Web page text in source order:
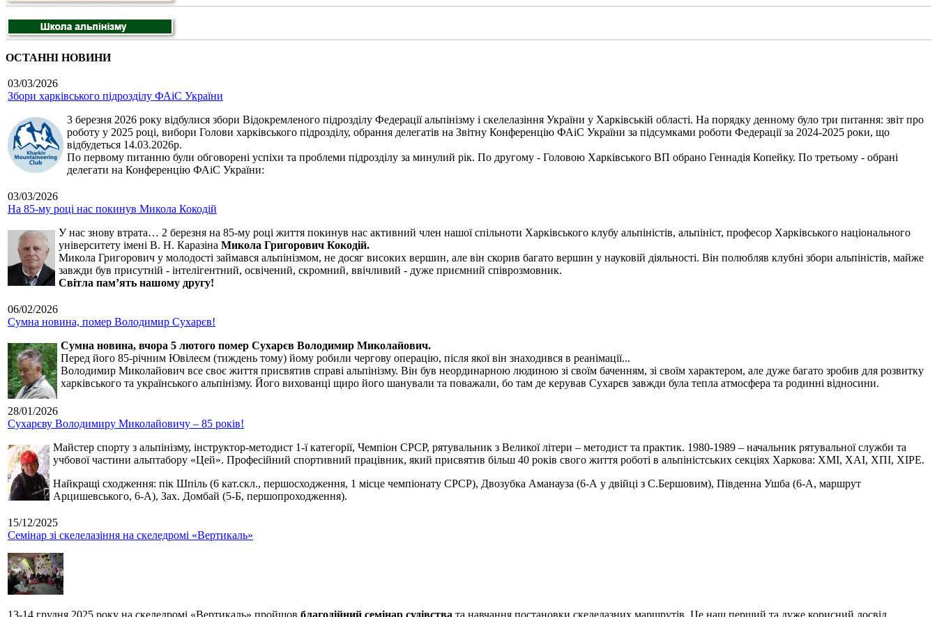
ОСТАННІ НОВИНИ
03/03/2026
Збори харківського підрозділу ФАіС України
3 березня 2026 року відбулися збори Відокремленого підрозділу Федерації альпінізму і скелелазіння України у Харківській області. На порядку денному було три питання: звіт про
роботу у 2025 році, вибори Голови харківського підрозділу, обрання делегатів на Звітну Конференцію ФАіС України за підсумками роботи Федерації за 2024-2025 роки, що
відбудеться 14.03.2026р.
По первому питанню були обговорені успіхи та проблеми підрозділу за минулий рік. По другому - Головою Харківського ВП обрано Геннадія Копейку. По третьому - обрані
делегати на Конференцію ФАіС України:
03/03/2026
На 85-му році нас покинув Микола Кокодій
У нас знову втрата… 2 березня на 85-му році життя покинув нас активний член нашої спільноти Харківського клубу альпіністів, альпініст, професор Харківського національного
університету імені В. Н. Каразіна Микола Григорович Кокодій.
Микола Григорович у молодості займався альпінізмом, не досяг високих вершин, але він скорив багато вершин у науковій діяльності. Він полюбляв клубні збори альпіністів, майже
завжди був присутній - інтелігентний, освічений, скромний, ввічливий - дуже приємний співрозмовник.
Світла пам’ять нашому другу!
06/02/2026
Сумна новина, помер Володимир Сухарєв!
Сумна новина, вчора 5 лютого помер Сухарєв Володимир Миколайович.
Перед його 85-річним Ювілеєм (тиждень тому) йому робили чергову операцію, після якої він знаходився в реанімації...
Володимир Миколайович все своє життя присвятив справі альпінізму. Він був неординарною людиною зі своїм баченням, зі своїм характером, але дуже багато зробив для розвитку
харківського та українського альпінізму. Його вихованці щиро його шанували та поважали, бо там де керував Сухарєв завжди була тепла атмосфера та родинні відносини.
28/01/2026
Сухарєву Володимиру Миколайовичу – 85 років!
Майстер спорту з альпінізму, інструктор-методист 1-ї категорії, Чемпіон СРСР, рятувальник з Великої літери – методист та практик. 1980-1989 – начальник рятувальної служби та
учбової частини альптабору «Цей». Професійний спортивний працівник, який присвятив більш 40 років свого життя роботі в альпіністських секціях Харкова: ХМІ, ХАІ, ХПІ, ХІРЕ.
Найкращі сходження: пік Шпіль (6 кат.скл., першосходження, 1 місце чемпіонату СРСР), Двозубка Аманауза (6-А у двійці з С.Бершовим), Південна Ушба (6-А, маршрут
Арцишевського, 6-А), Зах. Домбай (5-Б, першопроходження).
15/12/2025
Семінар зі скелелазіння на скеледромі «Вертикаль»